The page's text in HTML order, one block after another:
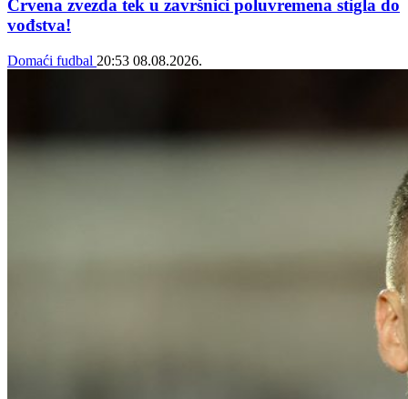
Crvena zvezda tek u završnici poluvremena stigla do
vođstva!
Domaći fudbal 20:53 08.08.2026.